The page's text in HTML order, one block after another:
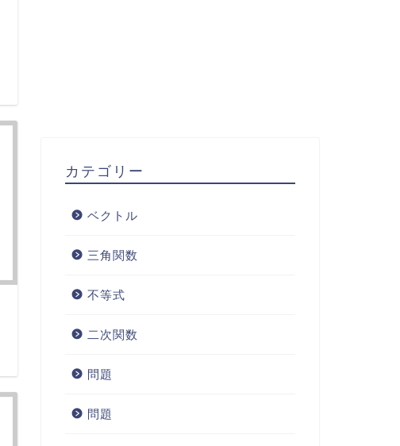
カテゴリー
ベクトル
三角関数
不等式
二次関数
問題
問題